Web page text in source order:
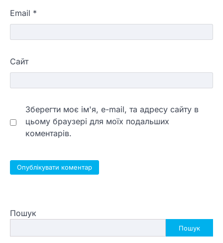
Email *
Сайт
Зберегти моє ім'я, e-mail, та адресу сайту в
цьому браузері для моїх подальших
коментарів.
Пошук
Пошук